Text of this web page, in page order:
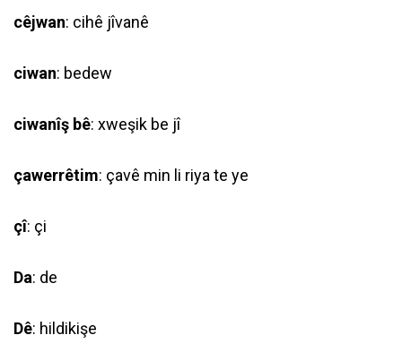
cêjwan: cihê jîvanê
ciwan: bedew
ciwanîş bê: xweşik be jî
çawerrêtim: çavê min li riya te ye
çî: çi
Da: de
Dê: hildikişe